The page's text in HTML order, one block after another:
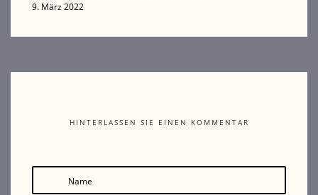
9. März 2022
HINTERLASSEN SIE EINEN KOMMENTAR
Name